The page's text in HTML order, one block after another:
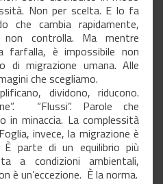
Non per scelta. E lo fa
che cambia rapidamente,
controlla. Ma mentre
farfalla, è impossibile non
di migrazione umana. Alle
che scegliamo.
dividono, riducono.
“Flussi”. Parole che
in minaccia. La complessità
invece, la migrazione è
parte di un equilibrio più
a condizioni ambientali,
è un’eccezione. È la norma.